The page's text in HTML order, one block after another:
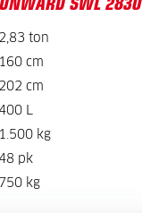
2,83 ton
160 cm
202 cm
400 L
1.500 kg
48 pk
750 kg